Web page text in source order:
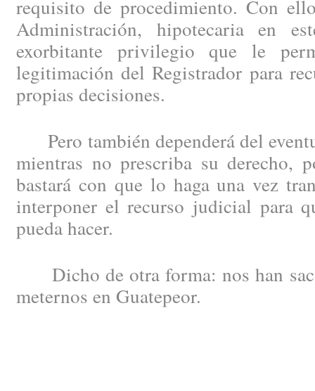
requisito de procedimiento. Con
Administración, hipotecaria en
exorbitante privilegio que le
legitimación del Registrador para
propias decisiones.
Pero también dependerá del
mientras no prescriba su derecho,
bastará con que lo haga una vez
interponer el recurso judicial para
pueda hacer.
Dicho de otra forma: nos han
meternos en Guatepeor.